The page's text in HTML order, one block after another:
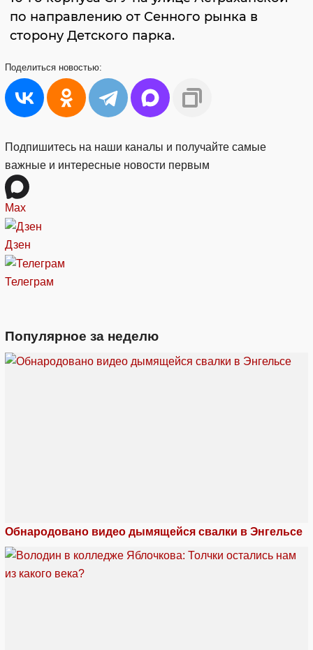
по направлению от Сенного рынка в
сторону Детского парка.
Поделиться новостью:
Подпишитесь на наши каналы и получайте самые
важные и интересные новости первым
Max
Дзен
Телеграм
Популярное за неделю
Обнародовано видео дымящейся свалки в Энгельсе